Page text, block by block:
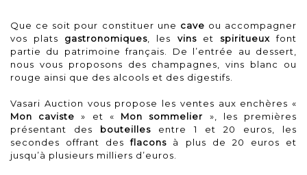
Que ce soit pour constituer une cave ou accompagner
vos plats gastronomiques, les vinset spiritueuxfont
partie du patrimoine français. De l’entrée au dessert,
nous vous proposons des champagnes, vins blanc ou
rouge ainsi que des alcools et des digestifs.
Vasari Auction vous propose les ventes aux enchères «
Mon caviste » et « Mon sommelier », les premières
présentant des bouteilles entre 1 et 20 euros, les
secondes offrant desflacons à plus de 20 euros et
jusqu’à plusieurs milliers d’euros.